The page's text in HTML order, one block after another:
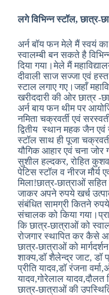
लगे विभिन्न स्टॉल, छात्र-
अर्न बॉय फन मेले मैं स्वयं
स्वालम्बी बन सकते है
दिया गया।मेले मैं
दीवाली साज सज्जा एवं हस्त
स्टाल लगाए गए।जहाँ
खरीददारी की ओर छात्र -
अर्न बाय फन थीम पर
नमिता चक्रवर्ती एवं
द्वितीय स्थान महक जैन
स्टॉल साथ ही पूजा
यौगिक आहार एवं चना
सुशील हल्दकर, रोहित
पेटिस स्टॉल व नीरज मौर्य
मिला!छात्र-छात्राओं सहित
जाकर अपने रुपये खर्च
संबंधित सामग्री कितने
संचालक को किया
कि छात्र-छात्राओं को
रोजगार स्थापित कर कैसे
छात्र-छात्राओं को
शाक्य,डॉ शैलेन्द्र जाट, डॉ
प्रीति यादव,डॉ रंजना
यादव,गोरेलाल यादव,दौलत
छात्र-छात्राओं की